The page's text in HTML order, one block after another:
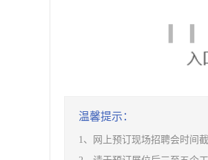
温馨提示：
1、网上预订现场招聘会时间